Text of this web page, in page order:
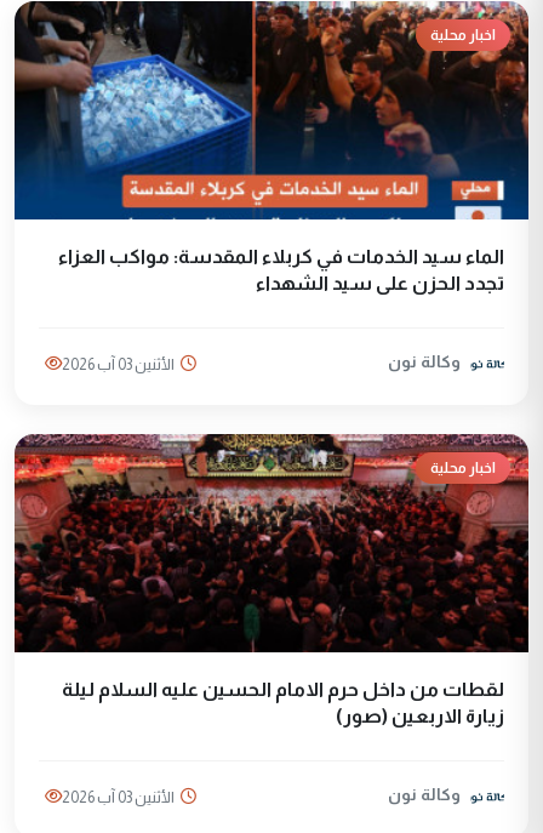
اخبار محلية
الماء سيد الخدمات في كربلاء المقدسة: مواكب العزاء
تجدد الحزن على سيد الشهداء
وكالة نون الأثنين 03 آب 2026
اخبار محلية
لقطات من داخل حرم الامام الحسين عليه السلام ليلة
زيارة الاربعين (صور)
وكالة نون الأثنين 03 آب 2026